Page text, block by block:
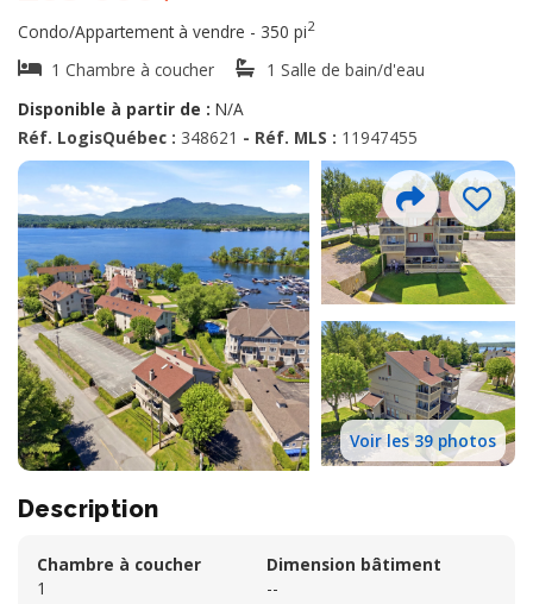
Condo/Appartement à vendre - 350 pi2
1 Chambre à coucher
1 Salle de bain/d'eau
Disponible à partir de : N/A
Réf. LogisQuébec : 348621 - Réf. MLS : 11947455
Voir les 39 photos
Description
Chambre à coucher
1
Dimension bâtiment
--